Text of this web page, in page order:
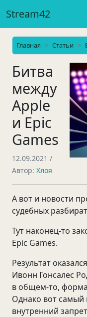
Stream42
Главная Статьи
Битва
между
Apple
и Epic
Games
12.09.2021 /
Автор: Хлоя
А вот и новости
судебных
Тут наконец-то
Epic Games.
Результат
Ивонн Гонсалес
в общем-то,
Однако вот самый
внутренний